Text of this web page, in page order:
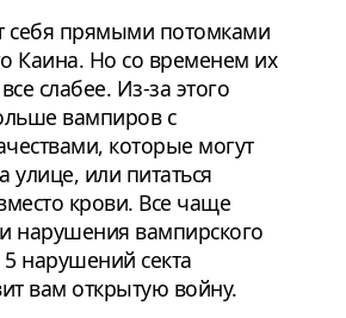
себя прямыми потомками
Каина. Но со временем их
слабее. Из-за этого
вампиров с
которые могут
улице, или питаться
крови. Все чаще
нарушения вампирского
нарушений секта
вам открытую войну.